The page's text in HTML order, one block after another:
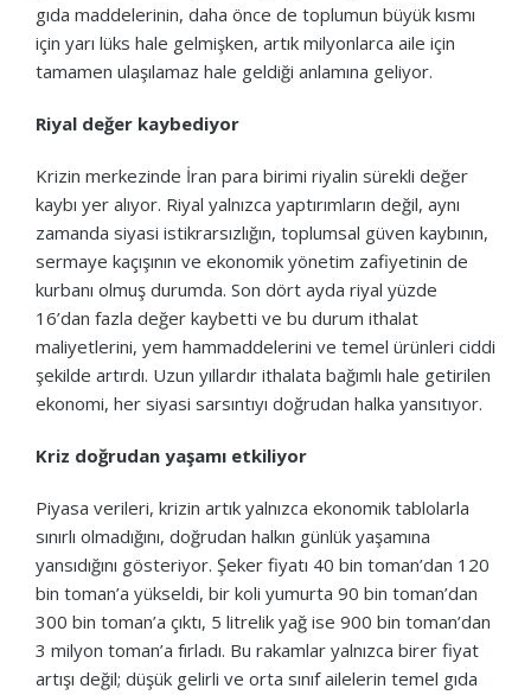
gıda maddelerinin, daha önce de toplumun büyük kısmı
için yarı lüks hale gelmişken, artık milyonlarca aile için
tamamen ulaşılamaz hale geldiği anlamına geliyor.
Riyal değer kaybediyor
Krizin merkezinde İran para birimi riyalin sürekli değer
kaybı yer alıyor. Riyal yalnızca yaptırımların değil, aynı
zamanda siyasi istikrarsızlığın, toplumsal güven kaybının,
sermaye kaçışının ve ekonomik yönetim zafiyetinin de
kurbanı olmuş durumda. Son dört ayda riyal yüzde
16’dan fazla değer kaybetti ve bu durum ithalat
maliyetlerini, yem hammaddelerini ve temel ürünleri ciddi
şekilde artırdı. Uzun yıllardır ithalata bağımlı hale getirilen
ekonomi, her siyasi sarsıntıyı doğrudan halka yansıtıyor.
Kriz doğrudan yaşamı etkiliyor
Piyasa verileri, krizin artık yalnızca ekonomik tablolarla
sınırlı olmadığını, doğrudan halkın günlük yaşamına
yansıdığını gösteriyor. Şeker fiyatı 40 bin toman’dan 120
bin toman’a yükseldi, bir koli yumurta 90 bin toman’dan
300 bin toman’a çıktı, 5 litrelik yağ ise 900 bin toman’dan
3 milyon toman’a fırladı. Bu rakamlar yalnızca birer fiyat
artışı değil; düşük gelirli ve orta sınıf ailelerin temel gıda